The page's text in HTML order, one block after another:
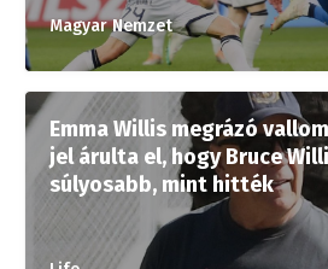
Magyar Nemzet
Emma Willis megrázó
jel árulta el, hogy Bruce
súlyosabb, mint hitték